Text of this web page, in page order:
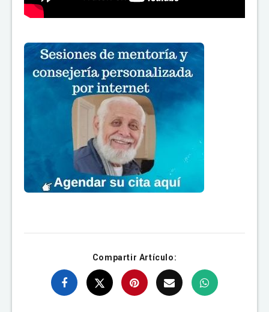
Compartir Artículo: